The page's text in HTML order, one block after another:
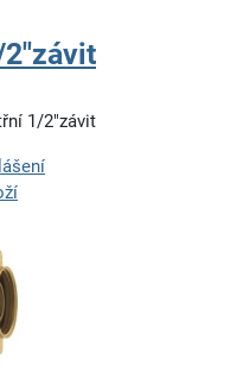
1/2"závit